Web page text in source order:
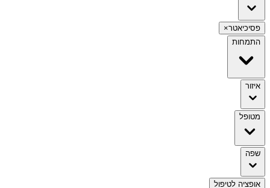
פסיכיאטר×
התמחות
איזור
מטופל
שפה
אופציה לטיפול